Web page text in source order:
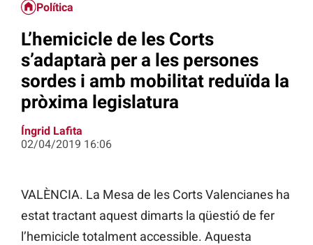
Política
L’hemicicle de les Corts
s’adaptarà per a les persones
sordes i amb mobilitat reduïda la
pròxima legislatura
Íngrid Lafita
02/04/2019 16:06
VALÈNCIA. La Mesa de les Corts Valencianes ha
estat tractant aquest dimarts la qüestió de fer
l’hemicicle totalment accessible. Aquesta